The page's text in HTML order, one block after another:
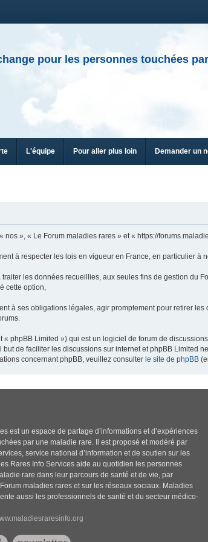
pour les personnes touchées
L'équipe Pour aller plus loin Demander un
», « Le Forum maladies rares » et « https://
à respecter les lois en vigueur en France, en particulier
les données recueillies, aux seules fins de gestion du
cette option,
à ses obligations légales, agir promptement pour retirer les
phpBB Limited ») qui est un logiciel de forum de
de faciliter les discussions sur internet et phpBB Limited
concernant phpBB, veuillez consulter le site de phpBB
est un espace de partage d’informations et d’expériences
par une maladie rare. Il est proposé et modéré par
service national d’information et de soutien sur les
Rares Info Services aide au quotidien les personnes
rare dans leur parcours de santé et de vie, par
maladies rares et sur les réseaux sociaux. Maladies
aussi les professionnels de santé et du secteur médico-